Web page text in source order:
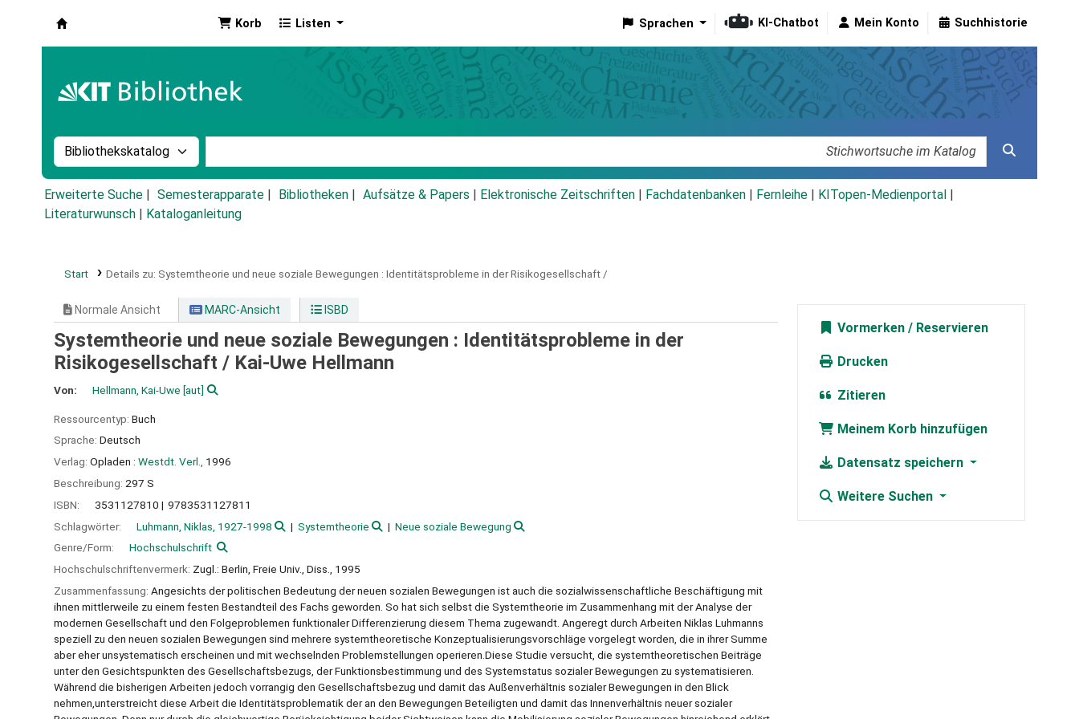
Korb Listen Sprachen KI-Chatbot Mein Konto Suchhistorie
Suche im Katalog nach:
Erweiterte Suche Semesterapparate Bibliotheken Aufsätze & Papers Elektronische Zeitschriften Fachdatenbanken Fernleihe KITopen-Medienportal
Literaturwunsch
Kataloganleitung
Start Details zu: Systemtheorie und neue soziale Bewegungen : Identitätsprobleme in der Risikogesellschaft /
Normale Ansicht MARC-Ansicht ISBD
Systemtheorie und neue soziale Bewegungen : Identitätsprobleme in der
Risikogesellschaft / Kai-Uwe Hellmann
Von: Hellmann, Kai-Uwe [aut]
Ressourcentyp: Buch
Sprache: Deutsch
Verlag: Opladen : Westdt. Verl.,
1996
Beschreibung: 297 S
ISBN:
3531127810
9783531127811
Schlagwörter:
Luhmann, Niklas, 1927-1998 Systemtheorie
Neue soziale Bewegung
Genre/Form:
Hochschulschrift
Hochschulschriftenvermerk: Zugl.: Berlin, Freie Univ., Diss., 1995
Zusammenfassung: Angesichts der politischen Bedeutung der neuen sozialen Bewegungen ist auch die sozialwissenschaftliche Beschäftigung mit
ihnen mittlerweile zu einem festen Bestandteil des Fachs geworden. So hat sich selbst die Systemtheorie im Zusammenhang mit der Analyse der
modernen Gesellschaft und den Folgeproblemen funktionaler Differenzierung diesem Thema zugewandt. Angeregt durch Arbeiten Niklas Luhmanns
speziell zu den neuen sozialen Bewegungen sind mehrere systemtheoretische Konzeptualisierungsvorschläge vorgelegt worden, die in ihrer Summe
aber eher unsystematisch erscheinen und mit wechselnden Problemstellungen operieren.Diese Studie versucht, die systemtheoretischen Beiträge
unter den Gesichtspunkten des Gesellschaftsbezugs, der Funktionsbestimmung und des Systemstatus sozialer Bewegungen zu systematisieren.
Während die bisherigen Arbeiten jedoch vorrangig den Gesellschaftsbezug und damit das Außenverhältnis sozialer Bewegungen in den Blick
nehmen,unterstreicht diese Arbeit die Identitätsproblematik der an den Bewegungen Beteiligten und damit das Innenverhältnis neuer sozialer
Vormerken
Drucken
Zitieren
Meinem Korb hinzufügen
Datensatz speichern
Weitere Suchen